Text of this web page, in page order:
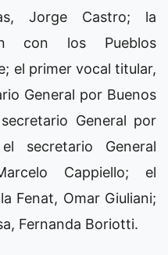
Jorge Castro; la
con los Pueblos
el primer vocal titular,
General por Buenos
General por
secretario General
Cappiello; el
Fenat, Omar Giuliani;
Fernanda Boriotti.